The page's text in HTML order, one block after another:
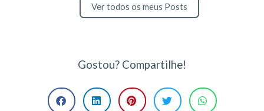
Ver todos os meus Posts
Gostou? Compartilhe!